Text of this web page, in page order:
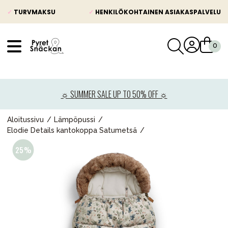
✓ TURVMAKSU ✓ HENKILÖKOHTAINEN ASIAKASPALVELU
☼ SUMMER SALE UP TO 50% OFF ☼
Aloitussivu
Lämpöpussi
Elodie Details kantokoppa Satumetsä
Lastenvaunut
Lasten turvaistuimet
Lapsi & vauva
Lelut ja pelit
Äiti & Isä
Huonekalut & vuodevaatteet